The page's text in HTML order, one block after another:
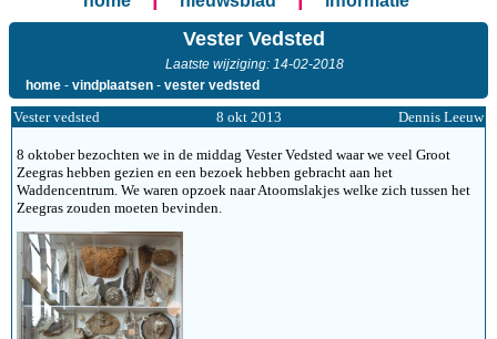
Vester Vedsted
Laatste wijziging: 14-02-2018
home - vindplaatsen - vester vedsted
Vester vedsted 8 okt 2013 Dennis Leeuw
8 oktober bezochten we in de middag Vester Vedsted waar we veel Groot
Zeegras hebben gezien en een bezoek hebben gebracht aan het
Waddencentrum. We waren opzoek naar Atoomslakjes welke zich tussen het
Zeegras zouden moeten bevinden.